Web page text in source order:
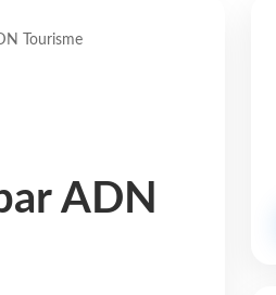
Tourisme
ADN